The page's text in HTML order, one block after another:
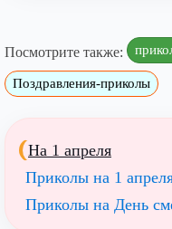
Посмотрите также:
Поздравления-приколы
На 1 апреля
Приколы на 1
Приколы на День